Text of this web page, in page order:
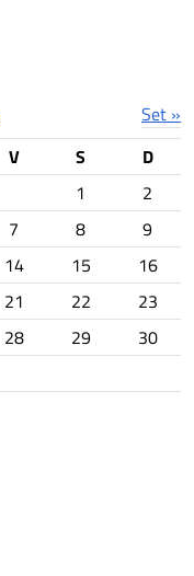
V S D
Set »
1
2
7 8
9
14 15
16
21 22
23
28 29
30